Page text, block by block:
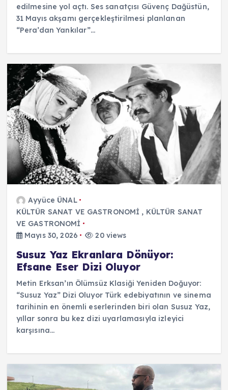
edilmesine yol açtı. Ses sanatçısı Güvenç Dağüstün,
31 Mayıs akşamı gerçekleştirilmesi planlanan
“Pera’dan Yankılar”…
Ayyüce ÜNAL
KÜLTÜR SANAT VE GASTRONOMİ , KÜLTÜR SANAT
VE GASTRONOMİ
Mayıs 30, 2026
20 views
Susuz Yaz Ekranlara Dönüyor:
Efsane Eser Dizi Oluyor
Metin Erksan’ın Ölümsüz Klasiği Yeniden Doğuyor:
“Susuz Yaz” Dizi Oluyor Türk edebiyatının ve sinema
tarihinin en önemli eserlerinden biri olan Susuz Yaz,
yıllar sonra bu kez dizi uyarlamasıyla izleyici
karşısına…